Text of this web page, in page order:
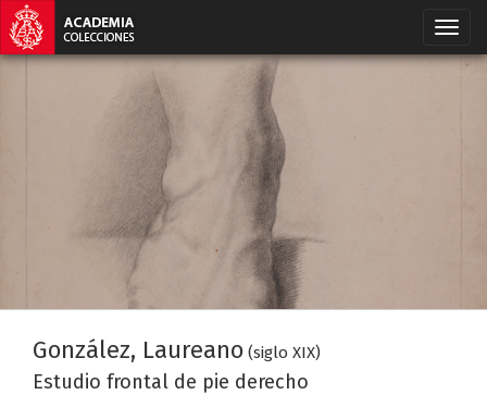
González, Laureano (siglo XIX)
Estudio frontal de pie derecho